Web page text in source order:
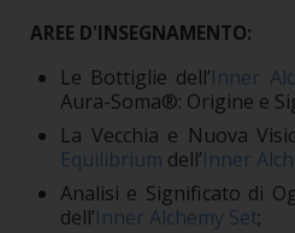
AREE D'INSEGNAMENTO:
Le Bottiglie dell’Inner
Aura-Soma®: Origine e
La Vecchia e Nuova
Equilibrium dell’Inner
Analisi e Significato di
dell’Inner Alchemy Set;